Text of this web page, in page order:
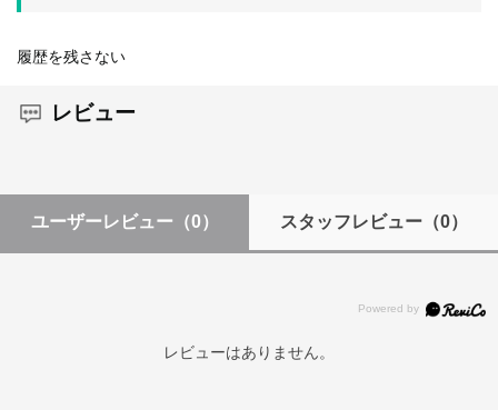
履歴を残さない
レビュー
ユーザーレビュー （0） スタッフレビュー（0）
レビューはありません。